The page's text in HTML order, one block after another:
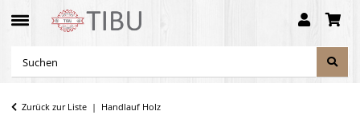
Zurück zur Liste Handlauf Holz